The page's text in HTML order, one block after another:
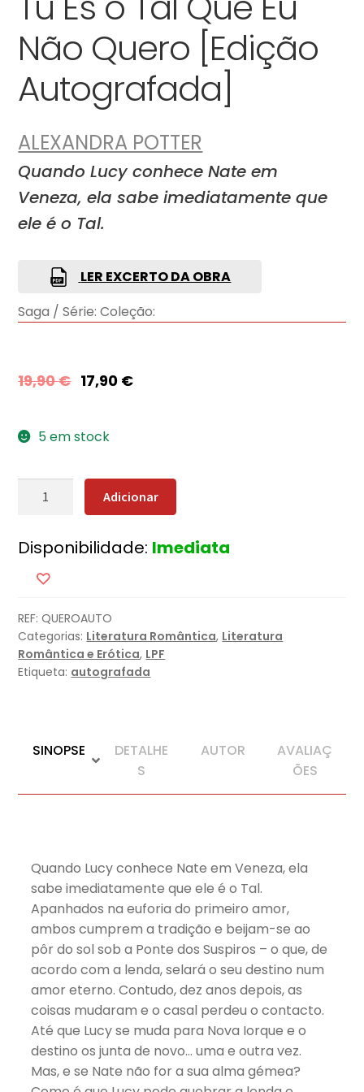
Não Quero [Edição
Autografada]
ALEXANDRA POTTER
Quando Lucy conhece Nate em
Veneza, ela sabe imediatamente que
ele é o Tal.
LER EXCERTO DA OBRA
Saga / Série: Coleção:
19,90€ 17,90 €
5 em stock
Quantidade
És
Que
Eu
Não
Quero
Adicionar
Disponibilidade: Imediata
REF:QUEROAUTO
Categorias: Literatura Romântica, Literatura
Romântica e Erótica, LPF
Etiqueta: autografada
SINOPSE
DETALHE
S
AUTOR
AVALIAÇ
ÕES
Quando Lucy conhece Nate em Veneza, ela
sabe imediatamente que ele é o Tal.
Apanhados na euforia do primeiro amor,
ambos cumprem a tradição e beijam-se ao
pôr do sol sob a Ponte dos Suspiros – o que, de
acordo com a lenda, selará o seu destino num
amor eterno. Contudo, dez anos depois, as
coisas mudaram e o casal perdeu o contacto.
Até que Lucy se muda para Nova Iorque e o
destino os junta de novo… uma e outra vez.
Mas, e se Nate não for a sua alma gémea?